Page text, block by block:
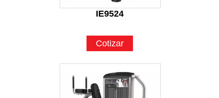
IE9524
Cotizar